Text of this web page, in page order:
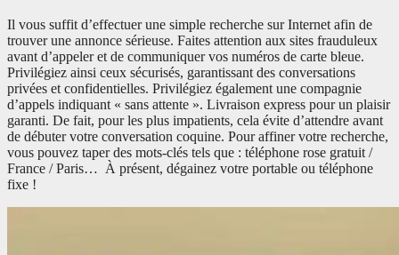
Il vous suffit d’effectuer une simple recherche sur Internet afin de
trouver une annonce sérieuse. Faites attention aux sites frauduleux
avant d’appeler et de communiquer vos numéros de carte bleue.
Privilégiez ainsi ceux sécurisés, garantissant des conversations
privées et confidentielles. Privilégiez également une compagnie
d’appels indiquant « sans attente ». Livraison express pour un plaisir
garanti. De fait, pour les plus impatients, cela évite d’attendre avant
de débuter votre conversation coquine. Pour affiner votre recherche,
vous pouvez taper des mots-clés tels que : téléphone rose gratuit /
France / Paris… À présent, dégainez votre portable ou téléphone
fixe !